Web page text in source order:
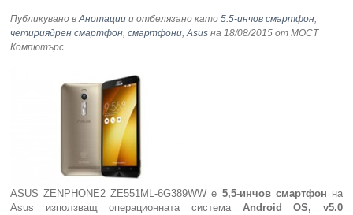
Публикувано вАнотации и отбелязано като5.5-инчов смартфон,
четириядрен смартфон,смартфони,Asus на 18/08/2015 от МОСТ
Компютърс.
ASUS ZENPHONE2 ZE551ML-6G389WW е 5,5-инчов смартфон на
Asus използващ операционната система Android OS, v5.0